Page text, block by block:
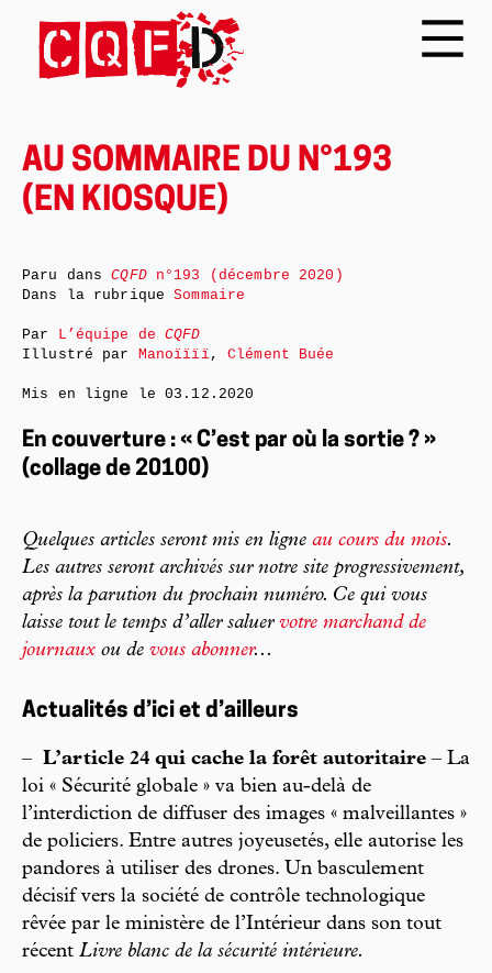
AU SOMMAIRE DU N°193
(EN KIOSQUE)
En couverture : « C’est par où la sortie ? »
(collage de 20100)
Quelques articles seront mis en ligne au cours du mois.
Les autres seront archivés sur notre site progressivement,
après la parution du prochain numéro. Ce qui vous
laisse tout le temps d’aller saluer votre marchand de
journaux ou de vous abonner...
Actualités d’ici et d’ailleurs
– L’article 24 qui cache la forêt autoritaire – La
loi « Sécurité globale » va bien au-delà de
l’interdiction de diffuser des images « malveillantes »
de policiers. Entre autres joyeusetés, elle autorise les
pandores à utiliser des drones. Un basculement
décisif vers la société de contrôle technologique
rêvée par le ministère de l’Intérieur dans son tout
récent Livre blanc de la sécurité intérieure.
Paru dansCQFDn°193 (décembre 2020)
Dans la rubriqueSommaire
Par L’équipe deCQFD
Illustré par Manoïïïï,Clément Buée
Mis en ligne le03.12.2020